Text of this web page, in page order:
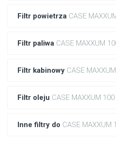
Filtr powietrza CASE
Filtr paliwa CASE MAXXUM
Filtr kabinowy CASE
Filtr oleju CASE MAXXUM
Inne filtry do CASE MAXXUM